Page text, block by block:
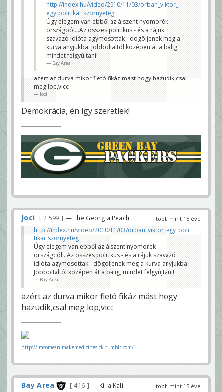
http://index.hu/video/2010/11/03/orban_viktor_
egy_politikai_szornyeteg
Úgy elegem van ebből az álszent nyomorék
országból...Az összes politikus - és a rájuk
szavazó idióta agymosottak - dögöljenek meg a
kurva anyjukba. Jobboltaltól középen át a balig,
mindet felgyújtani!
Bay Area
azért az durva mikor fletó fikáz mást hogy hazudik,csal
meg lop,vicc
Joci
Demokrácia, én így szeretlek!
több mint 15 éve
Joci 2 599 — The Georgia Peach
http://index.hu/video/2010/11/03/orban_viktor_egy_poli
tikai_szornyeteg
Úgy elegem van ebből az álszent nyomorék
országból...Az összes politikus - és a rájuk szavazó
idióta agymosottak - dögöljenek meg a kurva anyjukba.
Jobboltaltól középen át a balig, mindet felgyújtani!
Bay Area
azért az durva mikor fletó fikáz mást hogy
hazudik,csal meg lop,vicc
http://imsomeanimakemedicinesick.tumblr.com/
több mint 15 éve
Bay Area 416 — Killa Kali